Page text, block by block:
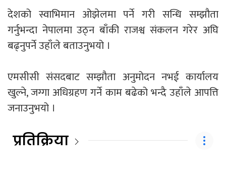
देशको स्वाभिमान ओझेलमा पर्ने गरी सन्धि सम्झौता
गर्नुभन्दा नेपालमा उठ्न बाँकी राजश्व संकलन गरेर अघि
बढ्नुपर्ने उहाँले बताउनुभयो ।
एमसीसी संसदबाट सम्झौता अनुमोदन नभई कार्यालय
खुल्ने, जग्गा अधिग्रहण गर्ने काम बढेको भन्दै उहाँले आपत्ति
जनाउनुभयो ।
प्रतिक्रिया